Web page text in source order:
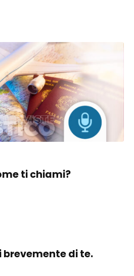
ti chiami?
brevemente di te.